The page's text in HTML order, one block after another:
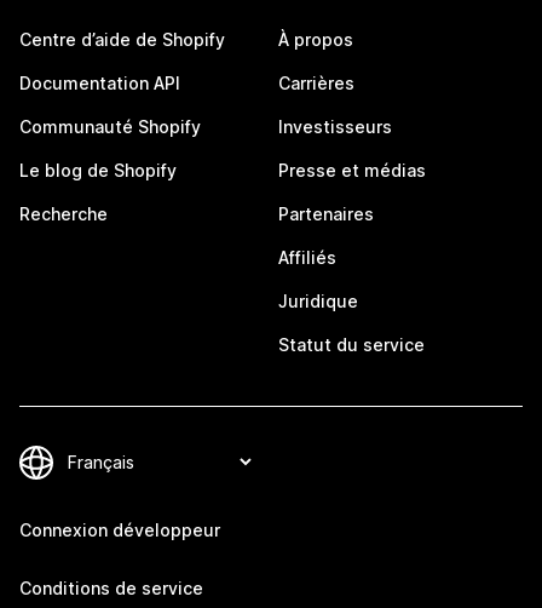
Centre d’aide de Shopify
Documentation API
Communauté Shopify
Le blog de Shopify
Recherche
À propos
Carrières
Investisseurs
Presse et médias
Partenaires
Affiliés
Juridique
Statut du service
Connexion développeur
Conditions de service